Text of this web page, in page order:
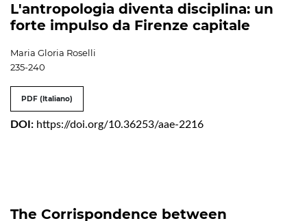
L'antropologia diventa disciplina: un
forte impulso da Firenze capitale
Maria Gloria Roselli
235-240
PDF (Italiano)
DOI: https://doi.org/10.36253/aae-2216
The Corrispondence between